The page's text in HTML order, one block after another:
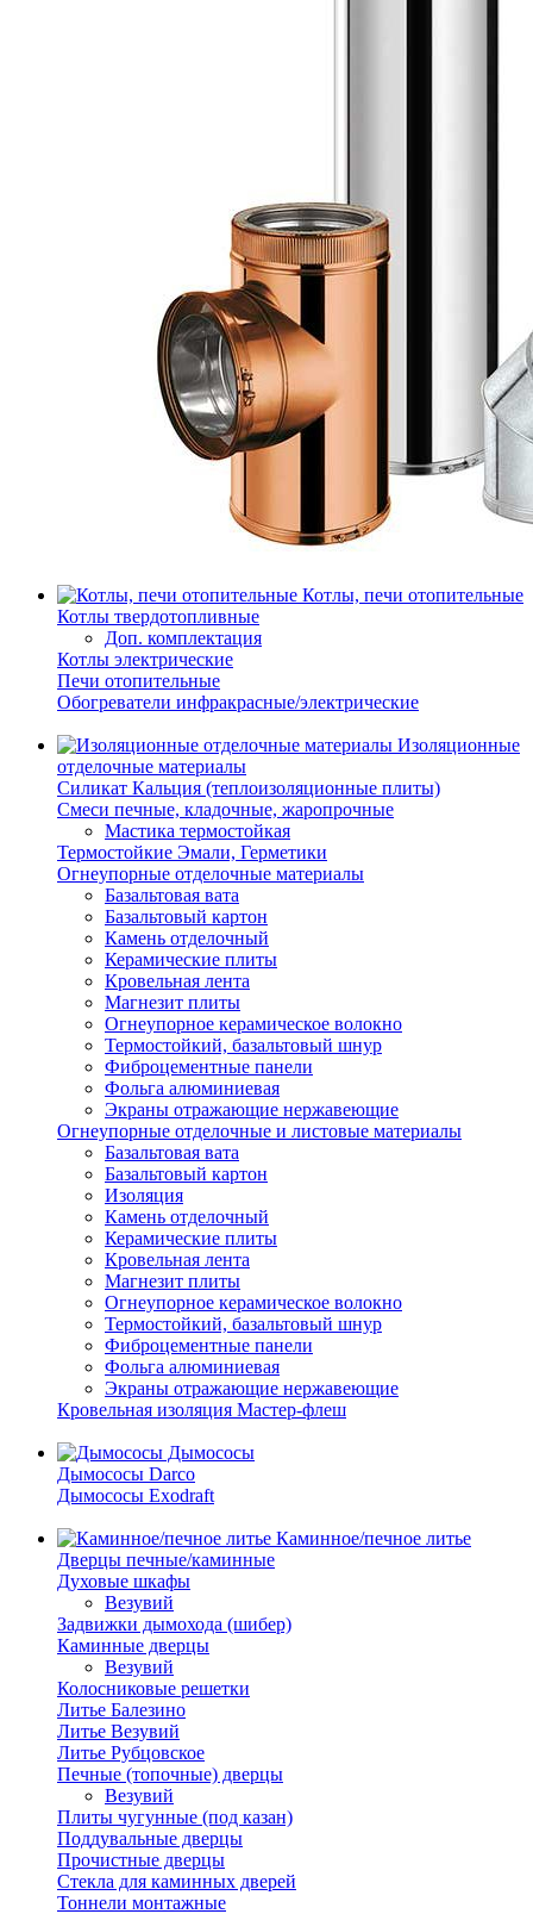
Котлы, печи отопительные
Котлы твердотопливные
Доп. комплектация
Котлы электрические
Печи отопительные
Обогреватели инфракрасные/электрические
Изоляционные
отделочные материалы
Силикат Кальция (теплоизоляционные плиты)
Смеси печные, кладочные, жаропрочные
Мастика термостойкая
Термостойкие Эмали, Герметики
Огнеупорные отделочные материалы
Базальтовая вата
Базальтовый картон
Камень отделочный
Керамические плиты
Кровельная лента
Магнезит плиты
Огнеупорное керамическое волокно
Термостойкий, базальтовый шнур
Фиброцементные панели
Фольга алюминиевая
Экраны отражающие нержавеющие
Огнеупорные отделочные и листовые материалы
Базальтовая вата
Базальтовый картон
Изоляция
Камень отделочный
Керамические плиты
Кровельная лента
Магнезит плиты
Огнеупорное керамическое волокно
Термостойкий, базальтовый шнур
Фиброцементные панели
Фольга алюминиевая
Экраны отражающие нержавеющие
Кровельная изоляция Мастер-флеш
Дымососы
Дымососы Darco
Дымососы Exodraft
Каминное/печное литье
Дверцы печные/каминные
Духовые шкафы
Везувий
Задвижки дымохода (шибер)
Каминные дверцы
Везувий
Колосниковые решетки
Литье Балезино
Литье Везувий
Литье Рубцовское
Печные (топочные) дверцы
Везувий
Плиты чугунные (под казан)
Поддувальные дверцы
Прочистные дверцы
Стекла для каминных дверей
Тоннели монтажные